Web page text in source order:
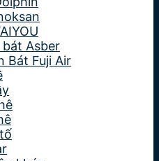
Asber
Bát Fuji Air